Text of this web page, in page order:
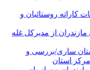
روستائیان و
از مدیرکل غله
ساری/بررسی و
استان